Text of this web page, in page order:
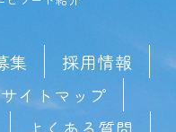
集
採用情報
サイトマップ